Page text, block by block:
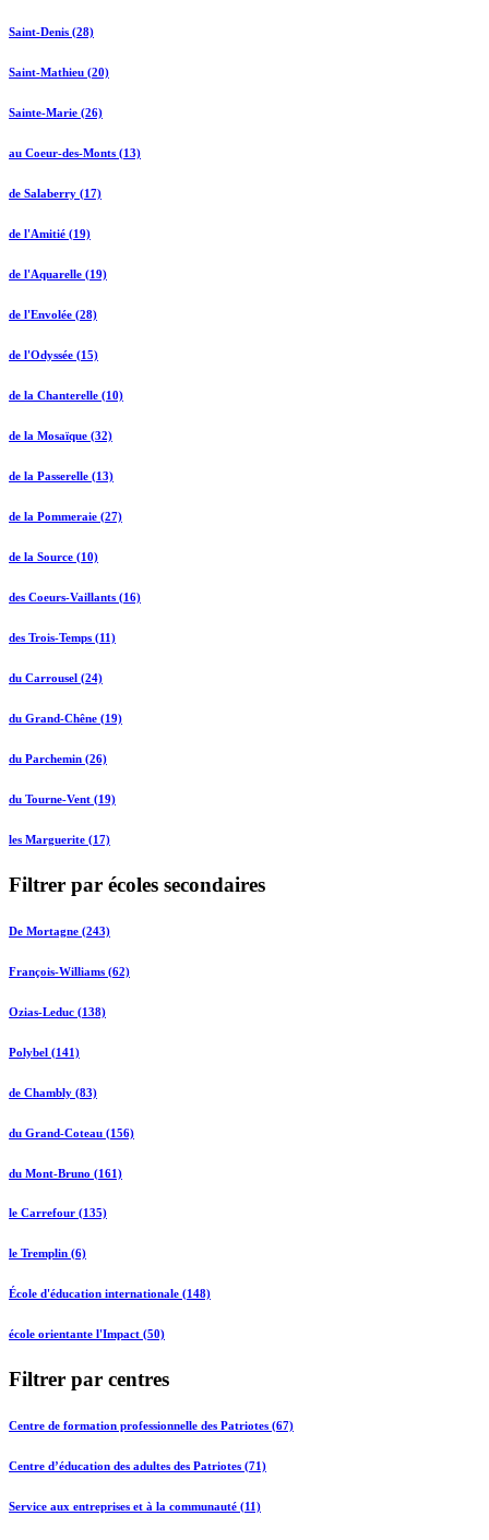
Saint-Denis (28)
Saint-Mathieu (20)
Sainte-Marie (26)
au Coeur-des-Monts (13)
de Salaberry (17)
de l'Amitié (19)
de l'Aquarelle (19)
de l'Envolée (28)
de l'Odyssée (15)
de la Chanterelle (10)
de la Mosaïque (32)
de la Passerelle (13)
de la Pommeraie (27)
de la Source (10)
des Coeurs-Vaillants (16)
des Trois-Temps (11)
du Carrousel (24)
du Grand-Chêne (19)
du Parchemin (26)
du Tourne-Vent (19)
les Marguerite (17)
Filtrer par écoles secondaires
De Mortagne (243)
François-Williams (62)
Ozias-Leduc (138)
Polybel (141)
de Chambly (83)
du Grand-Coteau (156)
du Mont-Bruno (161)
le Carrefour (135)
le Tremplin (6)
École d'éducation internationale (148)
école orientante l'Impact (50)
Filtrer par centres
Centre de formation professionnelle des Patriotes (67)
Centre d’éducation des adultes des Patriotes (71)
Service aux entreprises et à la communauté (11)